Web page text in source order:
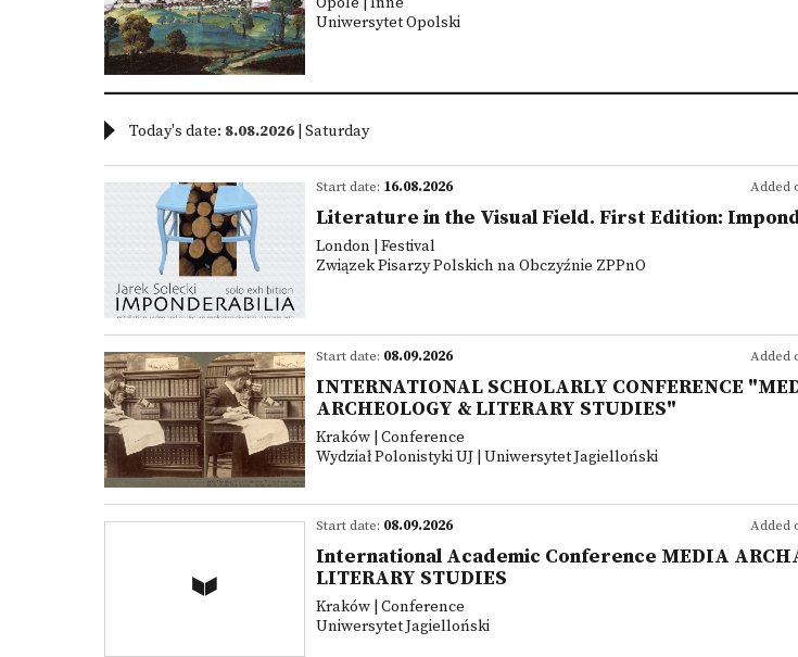
Uniwersytet Opolski
Today's date: 8.08.2026 | Saturday
Added
Start date: 16.08.2026
Literature in the Visual Field. First Edition:
London | Festival
Związek Pisarzy Polskich na Obczyźnie ZPPnO
Added
Start date: 08.09.2026
INTERNATIONAL SCHOLARLY CONFERENCE
ARCHEOLOGY & LITERARY STUDIES"
Kraków | Conference
Wydział Polonistyki UJ | Uniwersytet Jagielloński
Added
Start date: 08.09.2026
International Academic Conference MEDIA
LITERARY STUDIES
Kraków | Conference
Uniwersytet Jagielloński